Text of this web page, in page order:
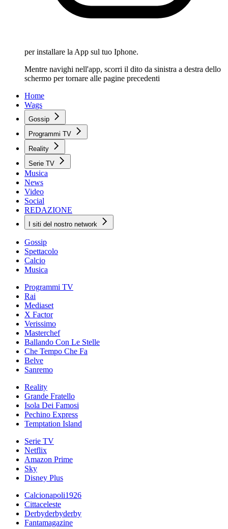
per installare la App sul tuo Iphone.
Mentre navighi nell'app, scorri il dito da sinistra a destra dello
schermo per tornare alle pagine precedenti
Home
Wags
Gossip
Programmi TV
Reality
Serie TV
Musica
News
Video
Social
REDAZIONE
I siti del nostro network
Gossip
Spettacolo
Calcio
Musica
Programmi TV
Rai
Mediaset
X Factor
Verissimo
Masterchef
Ballando Con Le Stelle
Che Tempo Che Fa
Belve
Sanremo
Reality
Grande Fratello
Isola Dei Famosi
Pechino Express
Temptation Island
Serie TV
Netflix
Amazon Prime
Sky
Disney Plus
Calcionapoli1926
Cittaceleste
Derbyderbyderby
Fantamagazine